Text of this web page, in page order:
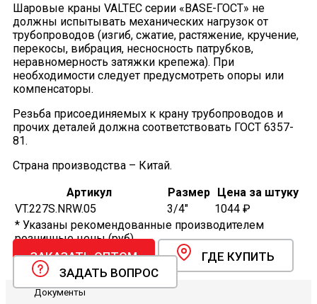
Шаровые краны VALTEC серии «BASE-ГОСТ» не
должны испытывать механических нагрузок от
трубопроводов (изгиб, сжатие, растяжение, кручение,
перекосы, вибрация, несносность патрубков,
неравномерность затяжки крепежа). При
необходимости следует предусмотреть опоры или
компенсаторы.
Резьба присоединяемых к крану трубопроводов и
прочих деталей должна соответствовать ГОСТ 6357-
81.
Страна производства – Китай.
Артикул
Размер Цена за штуку
VT.227S.NRW.05
3/4"
1044 ₽
* Указаны рекомендованные производителем
розничные цены (руб).
ЗАКАЗАТЬ ОПТОМ
ГДЕ КУПИТЬ
ЗАДАТЬ ВОПРОС
Документы